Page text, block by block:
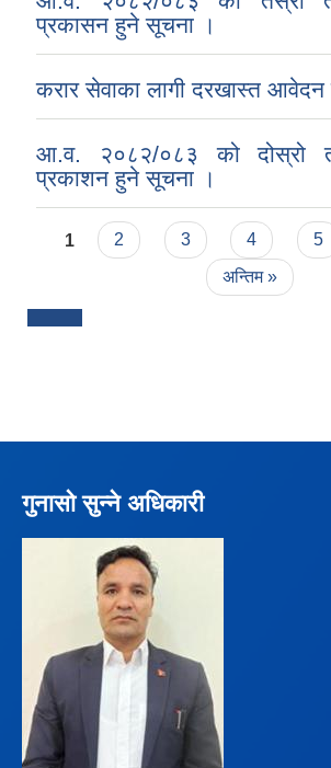
प्रकासन हुने सूचना ।
करार सेवाका लागी दरखास्त आवेदन
आ.व. २०८२/०८३ को दोस्रो
प्रकाशन हुने सूचना ।
Pages
1 2 3 4 5
अन्तिम »
गुनासो सुन्ने अधिकारी